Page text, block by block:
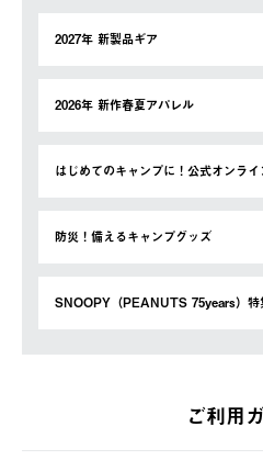
2027年 新製品ギア
2026年 新作春夏アパレル
はじめてのキャンプに！公式オンラ
防災！備えるキャンプグッズ
SNOOPY（PEANUTS 75years）特
ご利用